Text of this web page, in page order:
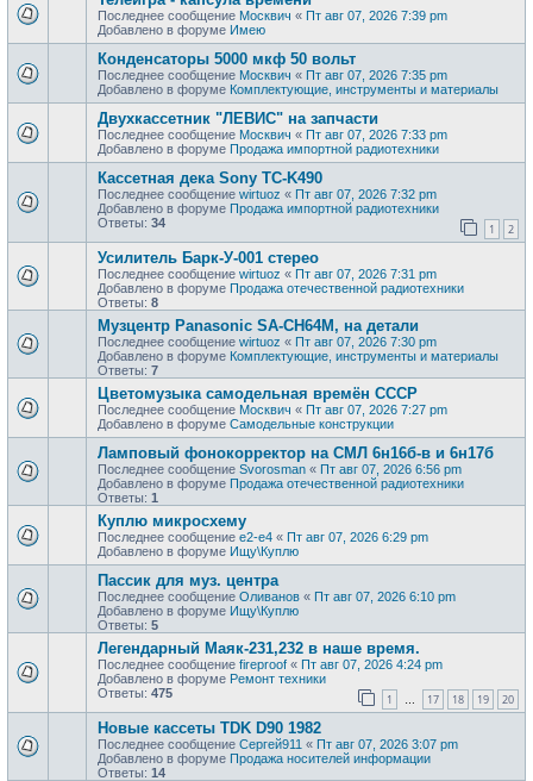
Последнее сообщение Москвич « Пт авг 07, 2026 7:39 pm
Добавлено в форуме Имею
Конденсаторы 5000 мкф 50 вольт
Последнее сообщение Москвич « Пт авг 07, 2026 7:35 pm
Добавлено в форуме Комплектующие, инструменты и материалы
Двухкассетник "ЛЕВИС" на запчасти
Последнее сообщение Москвич « Пт авг 07, 2026 7:33 pm
Добавлено в форуме Продажа импортной радиотехники
Кассетная дека Sony TC-K490
Последнее сообщение wirtuoz « Пт авг 07, 2026 7:32 pm
Добавлено в форуме Продажа импортной радиотехники
Ответы: 34 1 2
Усилитель Барк-У-001 стерео
Последнее сообщение wirtuoz « Пт авг 07, 2026 7:31 pm
Добавлено в форуме Продажа отечественной радиотехники
Ответы: 8
Музцентр Panasonic SA-CH64M, на детали
Последнее сообщение wirtuoz « Пт авг 07, 2026 7:30 pm
Добавлено в форуме Комплектующие, инструменты и материалы
Ответы: 7
Цветомузыка самодельная времён СССР
Последнее сообщение Москвич « Пт авг 07, 2026 7:27 pm
Добавлено в форуме Самодельные конструкции
Ламповый фонокорректор на СМЛ 6н16б-в и 6н17б
Последнее сообщение Svorosman « Пт авг 07, 2026 6:56 pm
Добавлено в форуме Продажа отечественной радиотехники
Ответы: 1
Куплю микросхему
Последнее сообщение e2-e4 « Пт авг 07, 2026 6:29 pm
Добавлено в форуме Ищу\Куплю
Пассик для муз. центра
Последнее сообщение Оливанов « Пт авг 07, 2026 6:10 pm
Добавлено в форуме Ищу\Куплю
Ответы: 5
Легендарный Маяк-231,232 в наше время.
Последнее сообщение fireproof « Пт авг 07, 2026 4:24 pm
Добавлено в форуме Ремонт техники
Ответы: 475 1 17 18 19 20
Новые кассеты TDK D90 1982
Последнее сообщение Сергей911 « Пт авг 07, 2026 3:07 pm
Добавлено в форуме Продажa носителей информации
Ответы: 14